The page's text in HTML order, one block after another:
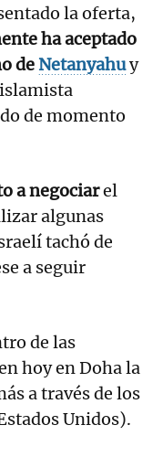
la oferta,
ha aceptado
de Netanyahuy
de momento
a negociarel
algunas
tachó de
a seguir
de las
hoy en Doha la
a través de los
Unidos).